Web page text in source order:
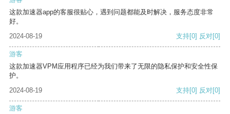
这款加速器app的客服很贴心，遇到问题都能及时解决，服务态度非常
好。
2024-08-19
支持[0] 反对[0]
游客
这款加速器VPM应用程序已经为我们带来了无限的隐私保护和安全性保
护。
2024-08-19
支持[0] 反对[0]
游客